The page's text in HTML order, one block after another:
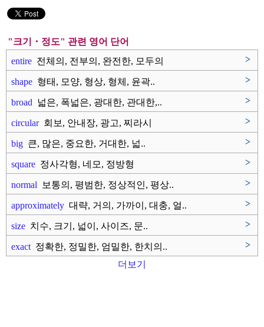
"크기・정도" 관련 영어 단어
entire 전체의, 전부의, 완전한, 모두의 >
shape 형태, 모양, 형상, 형체, 윤곽.. >
broad 넓은, 폭넓은, 광대한, 관대한,.. >
circular회보, 안내장, 광고, 찌라시 >
big 큰, 많은, 중요한, 거대한, 넓.. >
square 정사각형, 네모, 정방형 >
normal 보통의, 평범한, 정상적인, 평상.. >
approximately 대략, 거의, 가까이, 대충, 얼.. >
size 치수, 크기, 넓이, 사이즈, 문.. >
exact 정확한, 정밀한, 엄밀한, 한치의..
>
더보기